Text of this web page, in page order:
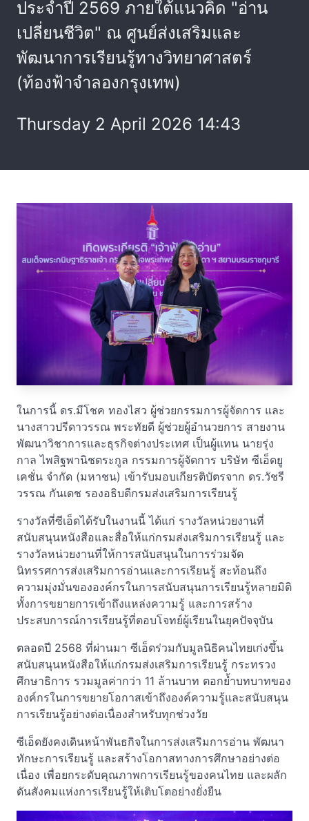
ประจำปี 2569 ภายใต้แนวคิด "อ่าน
เปลี่ยนชีวิต" ณ ศูนย์ส่งเสริมและ
พัฒนาการเรียนรู้ทางวิทยาศาสตร์
(ท้องฟ้าจำลองกรุงเทพ)
Thursday 2 April 2026 14:43
ในการนี้ ดร.มีโชค ทองไสว ผู้ช่วยกรรมการผู้จัดการ และ
นางสาวปรีดาวรรณ พระทัยดี ผู้ช่วยผู้อำนวยการ สายงาน
พัฒนาวิชาการและธุรกิจต่างประเทศ เป็นผู้แทน นายรุ่ง
กาล ไพสิฐพานิชตระกูล กรรมการผู้จัดการ บริษัท ซีเอ็ดยู
เคชั่น จำกัด (มหาชน) เข้ารับมอบเกียรติบัตรจาก ดร.วัชรี
วรรณ กันเดช รองอธิบดีกรมส่งเสริมการเรียนรู้
รางวัลที่ซีเอ็ดได้รับในงานนี้ ได้แก่ รางวัลหน่วยงานที่
สนับสนุนหนังสือและสื่อให้แก่กรมส่งเสริมการเรียนรู้ และ
รางวัลหน่วยงานที่ให้การสนับสนุนในการร่วมจัด
นิทรรศการส่งเสริมการอ่านและการเรียนรู้ สะท้อนถึง
ความมุ่งมั่นขององค์กรในการสนับสนุนการเรียนรู้หลายมิติ
ทั้งการขยายการเข้าถึงแหล่งความรู้ และการสร้าง
ประสบการณ์การเรียนรู้ที่ตอบโจทย์ผู้เรียนในยุคปัจจุบัน
ตลอดปี 2568 ที่ผ่านมา ซีเอ็ดร่วมกับมูลนิธิคนไทยเก่งขึ้น
สนับสนุนหนังสือให้แก่กรมส่งเสริมการเรียนรู้ กระทรวง
ศึกษาธิการ รวมมูลค่ากว่า 11 ล้านบาท ตอกย้ำบทบาทของ
องค์กรในการขยายโอกาสเข้าถึงองค์ความรู้และสนับสนุน
การเรียนรู้อย่างต่อเนื่องสำหรับทุกช่วงวัย
ซีเอ็ดยังคงเดินหน้าพันธกิจในการส่งเสริมการอ่าน พัฒนา
ทักษะการเรียนรู้ และสร้างโอกาสทางการศึกษาอย่างต่อ
เนื่อง เพื่อยกระดับคุณภาพการเรียนรู้ของคนไทย และผลัก
ดันสังคมแห่งการเรียนรู้ให้เติบโตอย่างยั่งยืน